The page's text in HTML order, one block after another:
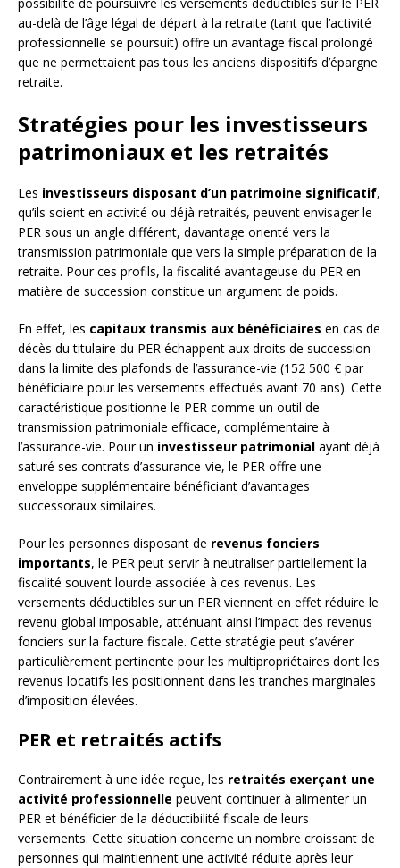
au-delà de l’âge légal de départ à la retraite (tant que l’activité
professionnelle se poursuit) offre un avantage fiscal prolongé
que ne permettaient pas tous les anciens dispositifs d’épargne
retraite.
Stratégies pour les investisseurs
patrimoniaux et les retraités
Les investisseurs disposant d’un patrimoine significatif,
qu’ils soient en activité ou déjà retraités, peuvent envisager le
PER sous un angle différent, davantage orienté vers la
transmission patrimoniale que vers la simple préparation de la
retraite. Pour ces profils, la fiscalité avantageuse du PER en
matière de succession constitue un argument de poids.
En effet, les capitaux transmis aux bénéficiaires en cas de
décès du titulaire du PER échappent aux droits de succession
dans la limite des plafonds de l’assurance-vie (152 500 € par
bénéficiaire pour les versements effectués avant 70 ans). Cette
caractéristique positionne le PER comme un outil de
transmission patrimoniale efficace, complémentaire à
l’assurance-vie. Pour un investisseur patrimonial ayant déjà
saturé ses contrats d’assurance-vie, le PER offre une
enveloppe supplémentaire bénéficiant d’avantages
successoraux similaires.
Pour les personnes disposant de revenus fonciers
importants, le PER peut servir à neutraliser partiellement la
fiscalité souvent lourde associée à ces revenus. Les
versements déductibles sur un PER viennent en effet réduire le
revenu global imposable, atténuant ainsi l’impact des revenus
fonciers sur la facture fiscale. Cette stratégie peut s’avérer
particulièrement pertinente pour les multipropriétaires dont les
revenus locatifs les positionnent dans les tranches marginales
d’imposition élevées.
PER et retraités actifs
Contrairement à une idée reçue, les retraités exerçant une
activité professionnelle peuvent continuer à alimenter un
PER et bénéficier de la déductibilité fiscale de leurs
versements. Cette situation concerne un nombre croissant de
personnes qui maintiennent une activité réduite après leur